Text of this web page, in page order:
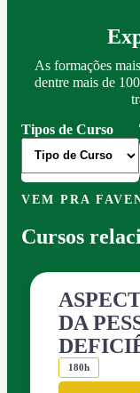
As formações
dentre mais de
Tipos de Curso
VEM PRA
Cursos
DA
180h